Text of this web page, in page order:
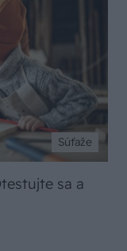
Súťaže
sa a